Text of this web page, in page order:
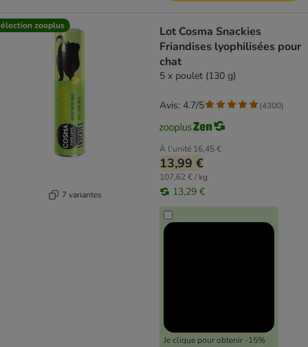
zooplus
7 variantes
Lot Cosma Snackies
Friandises lyophilisées pour
chat
5 x poulet (130 g)
À l'unité 16,45 €
13,99 €
107,62 € / kg
13,29 €
Je clique pour obtenir -15%
Avis: 4.7/5 (4300)